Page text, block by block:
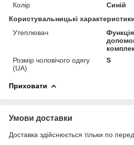
Колір
Синій
Користувальницькі
Утеплювач
Розмір чоловічого одягу
(UA)
S
Приховати
Умови доставки
Доставка здійснюється тільки по